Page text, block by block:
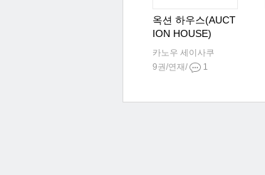
옥션 하우스(AUCT
ION HOUSE)
카노우 세이사쿠
9권/연재/
1